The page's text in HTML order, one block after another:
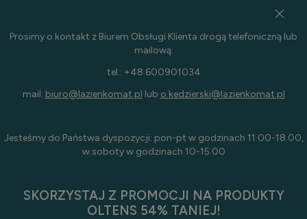
Prosimy o kontakt z Biurem Obsługi Klienta drogą telefoniczną lub
mailową:
tel.: +48 600901034
mail: biuro@lazienkomat.pl lub o.kedzierski@lazienkomat.pl
Jesteśmy do Państwa dyspozycji: pon-pt w godzinach 11.00-18.00,
w soboty w godzinach 10-15.00
SKORZYSTAJ Z PROMOCJI NA PRODUKTY
OLTENS 54% TANIEJ!